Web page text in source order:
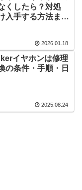
くしたら？対処
入手する方法まと
2026.01.18
イヤホンは修理
の条件・手順・日
2025.08.24